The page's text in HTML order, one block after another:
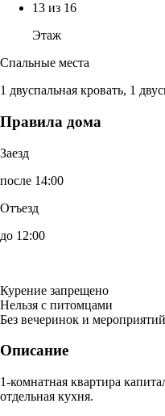
13 из 16
Этаж
Спальные места
1 двуспальная кровать, 1
Правила дома
Заезд
после 14:00
Отъезд
до 12:00
Курение запрещено
Нельзя с питомцами
Без вечеринок и мероприятий
Описание
1-комнатная квартира
отдельная кухня.